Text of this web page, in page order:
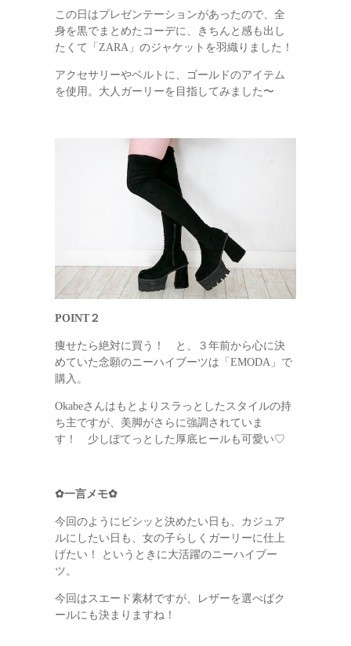
この日はプレゼンテーションがあったので、全
身を黒でまとめたコーデに、きちんと感も出し
たくて「ZARA」のジャケットを羽織りました！
アクセサリーやベルトに、ゴールドのアイテム
を使用。大人ガーリーを目指してみました〜
POINT２
痩せたら絶対に買う！ と、３年前から心に決
めていた念願のニーハイブーツは「EMODA」で
購入。
Okabeさんはもとよりスラっとしたスタイルの持
ち主ですが、美脚がさらに強調されていま
す！ 少しぽてっとした厚底ヒールも可愛い♡
✿一言メモ✿
今回のようにビシッと決めたい日も、カジュア
ルにしたい日も、女の子らしくガーリーに仕上
げたい！ というときに大活躍のニーハイブー
ツ。
今回はスエード素材ですが、レザーを選べばク
ールにも決まりますね！